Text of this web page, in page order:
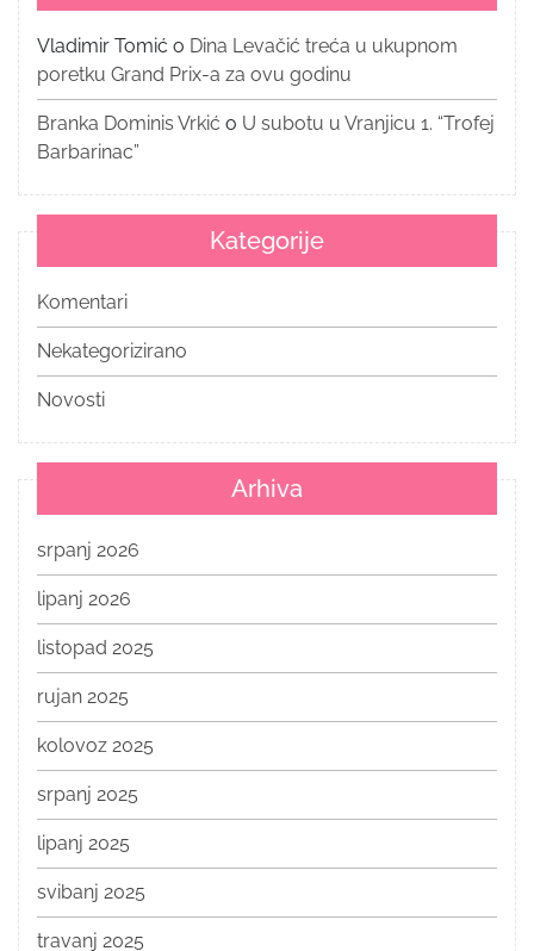
Vladimir Tomić o Dina Levačić treća u ukupnom
poretku Grand Prix-a za ovu godinu
Branka Dominis Vrkić o U subotu u Vranjicu 1. “Trofej
Barbarinac”
Kategorije
Komentari
Nekategorizirano
Novosti
Arhiva
srpanj 2026
lipanj 2026
listopad 2025
rujan 2025
kolovoz 2025
srpanj 2025
lipanj 2025
svibanj 2025
travanj 2025